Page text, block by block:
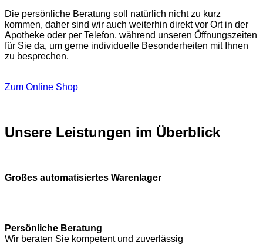
Die persönliche Beratung soll natürlich nicht zu kurz
kommen, daher sind wir auch weiterhin direkt vor Ort in der
Apotheke oder per Telefon, während unseren Öffnungszeiten
für Sie da, um gerne individuelle Besonderheiten mit Ihnen
zu besprechen.
Zum Online Shop
Unsere Leistungen im Überblick
Großes automatisiertes Warenlager
Persönliche Beratung
Wir beraten Sie kompetent und zuverlässig